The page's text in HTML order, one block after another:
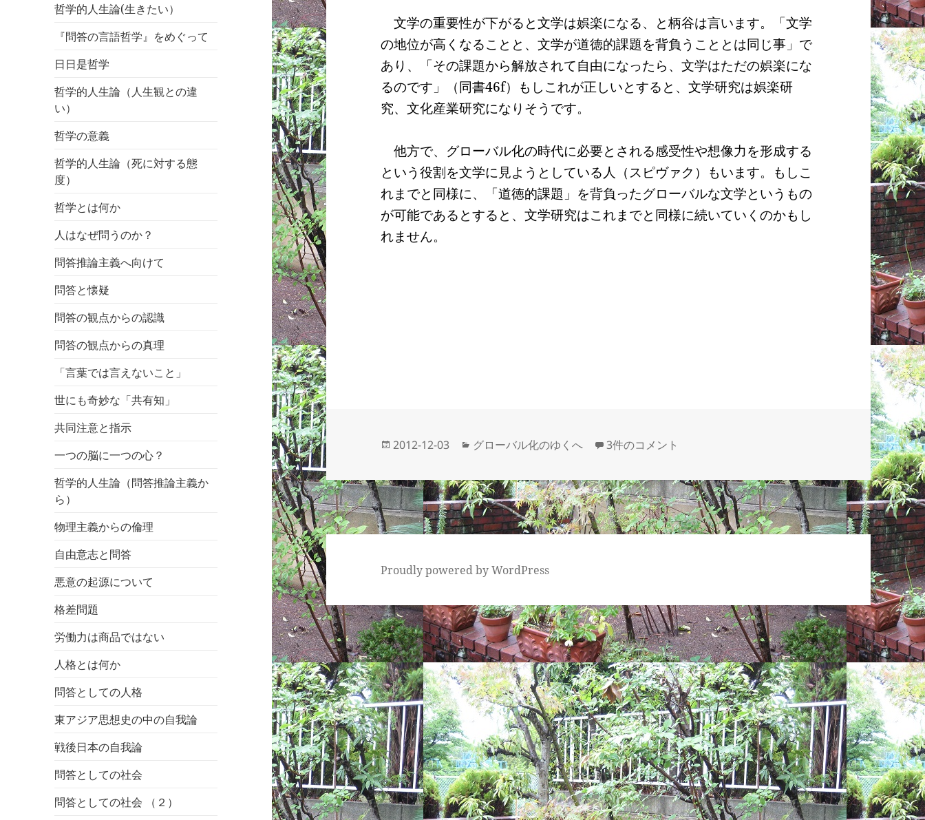
哲学的人生論(生きたい）
『問答の言語哲学』をめぐって
日日是哲学
哲学的人生論（人生観との違
い）
哲学の意義
哲学的人生論（死に対する態
度）
哲学とは何か
人はなぜ問うのか？
問答推論主義へ向けて
問答と懐疑
問答の観点からの認識
問答の観点からの真理
「言葉では言えないこと」
世にも奇妙な「共有知」
共同注意と指示
一つの脳に一つの心？
哲学的人生論（問答推論主義か
ら）
物理主義からの倫理
自由意志と問答
悪意の起源について
格差問題
労働力は商品ではない
人格とは何か
問答としての人格
東アジア思想史の中の自我論
戦後日本の自我論
問答としての社会
問答としての社会 （２）
文学の重要性が下がると文学は娯楽になる、と柄谷は言います。「文学
の地位が高くなることと、文学が道徳的課題を背負うこととは同じ事」で
あり、「その課題から解放されて自由になったら、文学はただの娯楽にな
るのです」（同書46f）もしこれが正しいとすると、文学研究は娯楽研
究、文化産業研究になりそうです。
他方で、グローバル化の時代に必要とされる感受性や想像力を形成する
という役割を文学に見ようとしている人（スピヴァク）もいます。もしこ
れまでと同様に、「道徳的課題」を背負ったグローバルな文学というもの
が可能であるとすると、文学研究はこれまでと同様に続いていくのかもし
れません。
投
日:
2012-12-03
カ
ゴ
リ
ー
グローバル化のゆくへ 近代文学が終る理由 への
3件のコメント
Proudly powered by WordPress